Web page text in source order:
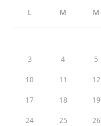
L M M
3 4 5
10 11 12
17 18 19
24 25 26